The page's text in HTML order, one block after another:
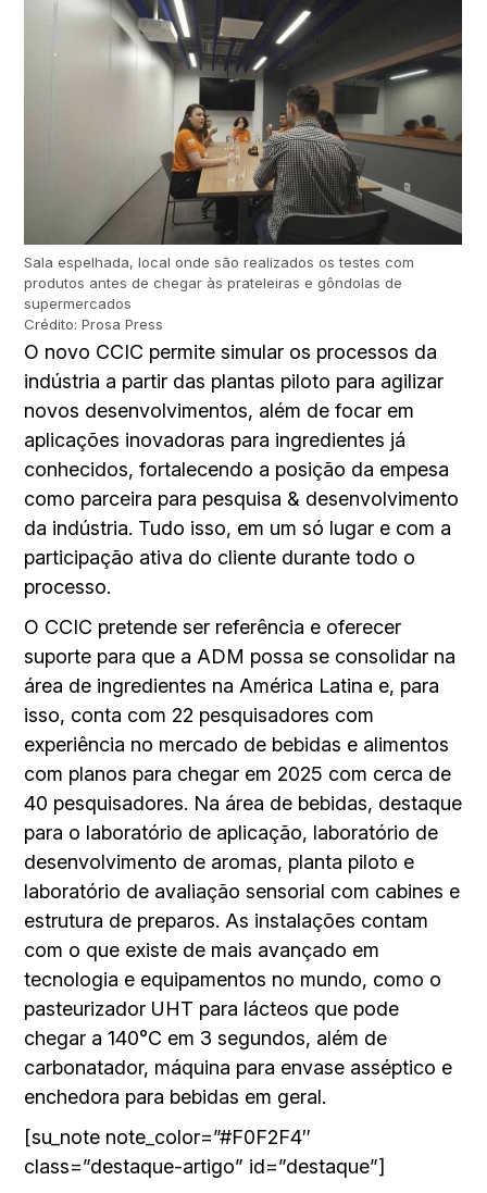
Sala espelhada, local onde são realizados os testes com
produtos antes de chegar às prateleiras e gôndolas de
supermercados
Crédito: Prosa Press
O novo CCIC permite simular os processos da
indústria a partir das plantas piloto para agilizar
novos desenvolvimentos, além de focar em
aplicações inovadoras para ingredientes já
conhecidos, fortalecendo a posição da empesa
como parceira para pesquisa & desenvolvimento
da indústria. Tudo isso, em um só lugar e com a
participação ativa do cliente durante todo o
processo.
O CCIC pretende ser referência e oferecer
suporte para que a ADM possa se consolidar na
área de ingredientes na América Latina e, para
isso, conta com 22 pesquisadores com
experiência no mercado de bebidas e alimentos
com planos para chegar em 2025 com cerca de
40 pesquisadores. Na área de bebidas, destaque
para o laboratório de aplicação, laboratório de
desenvolvimento de aromas, planta piloto e
laboratório de avaliação sensorial com cabines e
estrutura de preparos. As instalações contam
com o que existe de mais avançado em
tecnologia e equipamentos no mundo, como o
pasteurizador UHT para lácteos que pode
chegar a 140°C em 3 segundos, além de
carbonatador, máquina para envase asséptico e
enchedora para bebidas em geral.
[su_note note_color=”#F0F2F4″
class=”destaque-artigo” id=”destaque”]